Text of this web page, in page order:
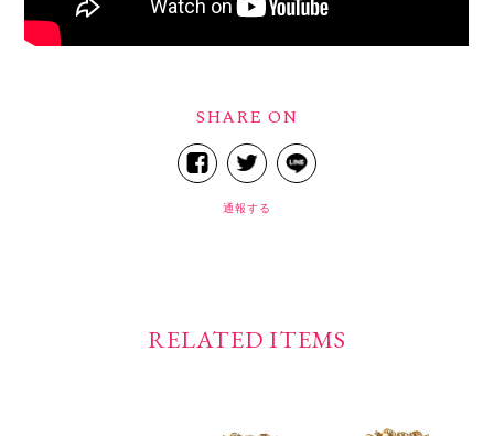
SHARE ON
通報する
RELATED ITEMS